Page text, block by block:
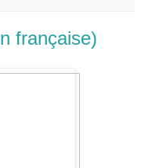
française)